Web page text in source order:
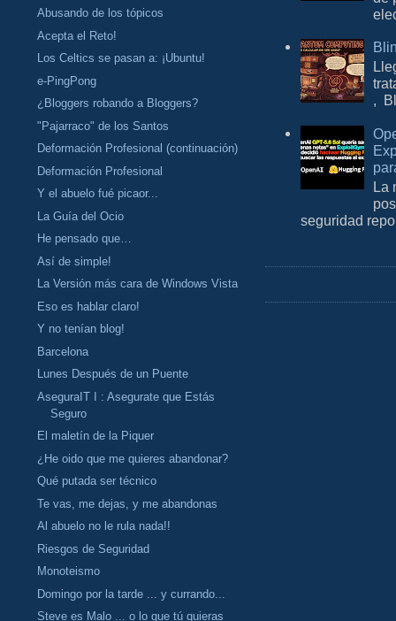
Abusando de los tópicos
Acepta el Reto!
Los Celtics se pasan a: ¡Ubuntu!
e-PingPong
¿Bloggers robando a Bloggers?
"Pajarraco" de los Santos
Deformación Profesional (continuación)
Deformación Profesional
Y el abuelo fué picaor...
La Guía del Ocio
He pensado que…
Así de simple!
La Versión más cara de Windows Vista
Eso es hablar claro!
Y no tenían blog!
Barcelona
Lunes Después de un Puente
AseguraIT I : Asegurate que Estás
Seguro
El maletín de la Piquer
¿He oido que me quieres abandonar?
Qué putada ser técnico
Te vas, me dejas, y me abandonas
Al abuelo no le rula nada!!
Riesgos de Seguridad
Monoteismo
Domingo por la tarde ... y currando...
Steve es Malo ... o lo que tú quieras
,
La
seguridad